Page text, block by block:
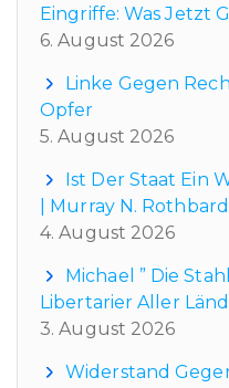
Eingriffe: Was Jetzt
6. August 2026
Linke Gegen
Opfer
5. August 2026
Ist Der Staat Ein
| Murray N. Rothbard
4. August 2026
Michael ” Die
Libertarier Aller
3. August 2026
Widerstand